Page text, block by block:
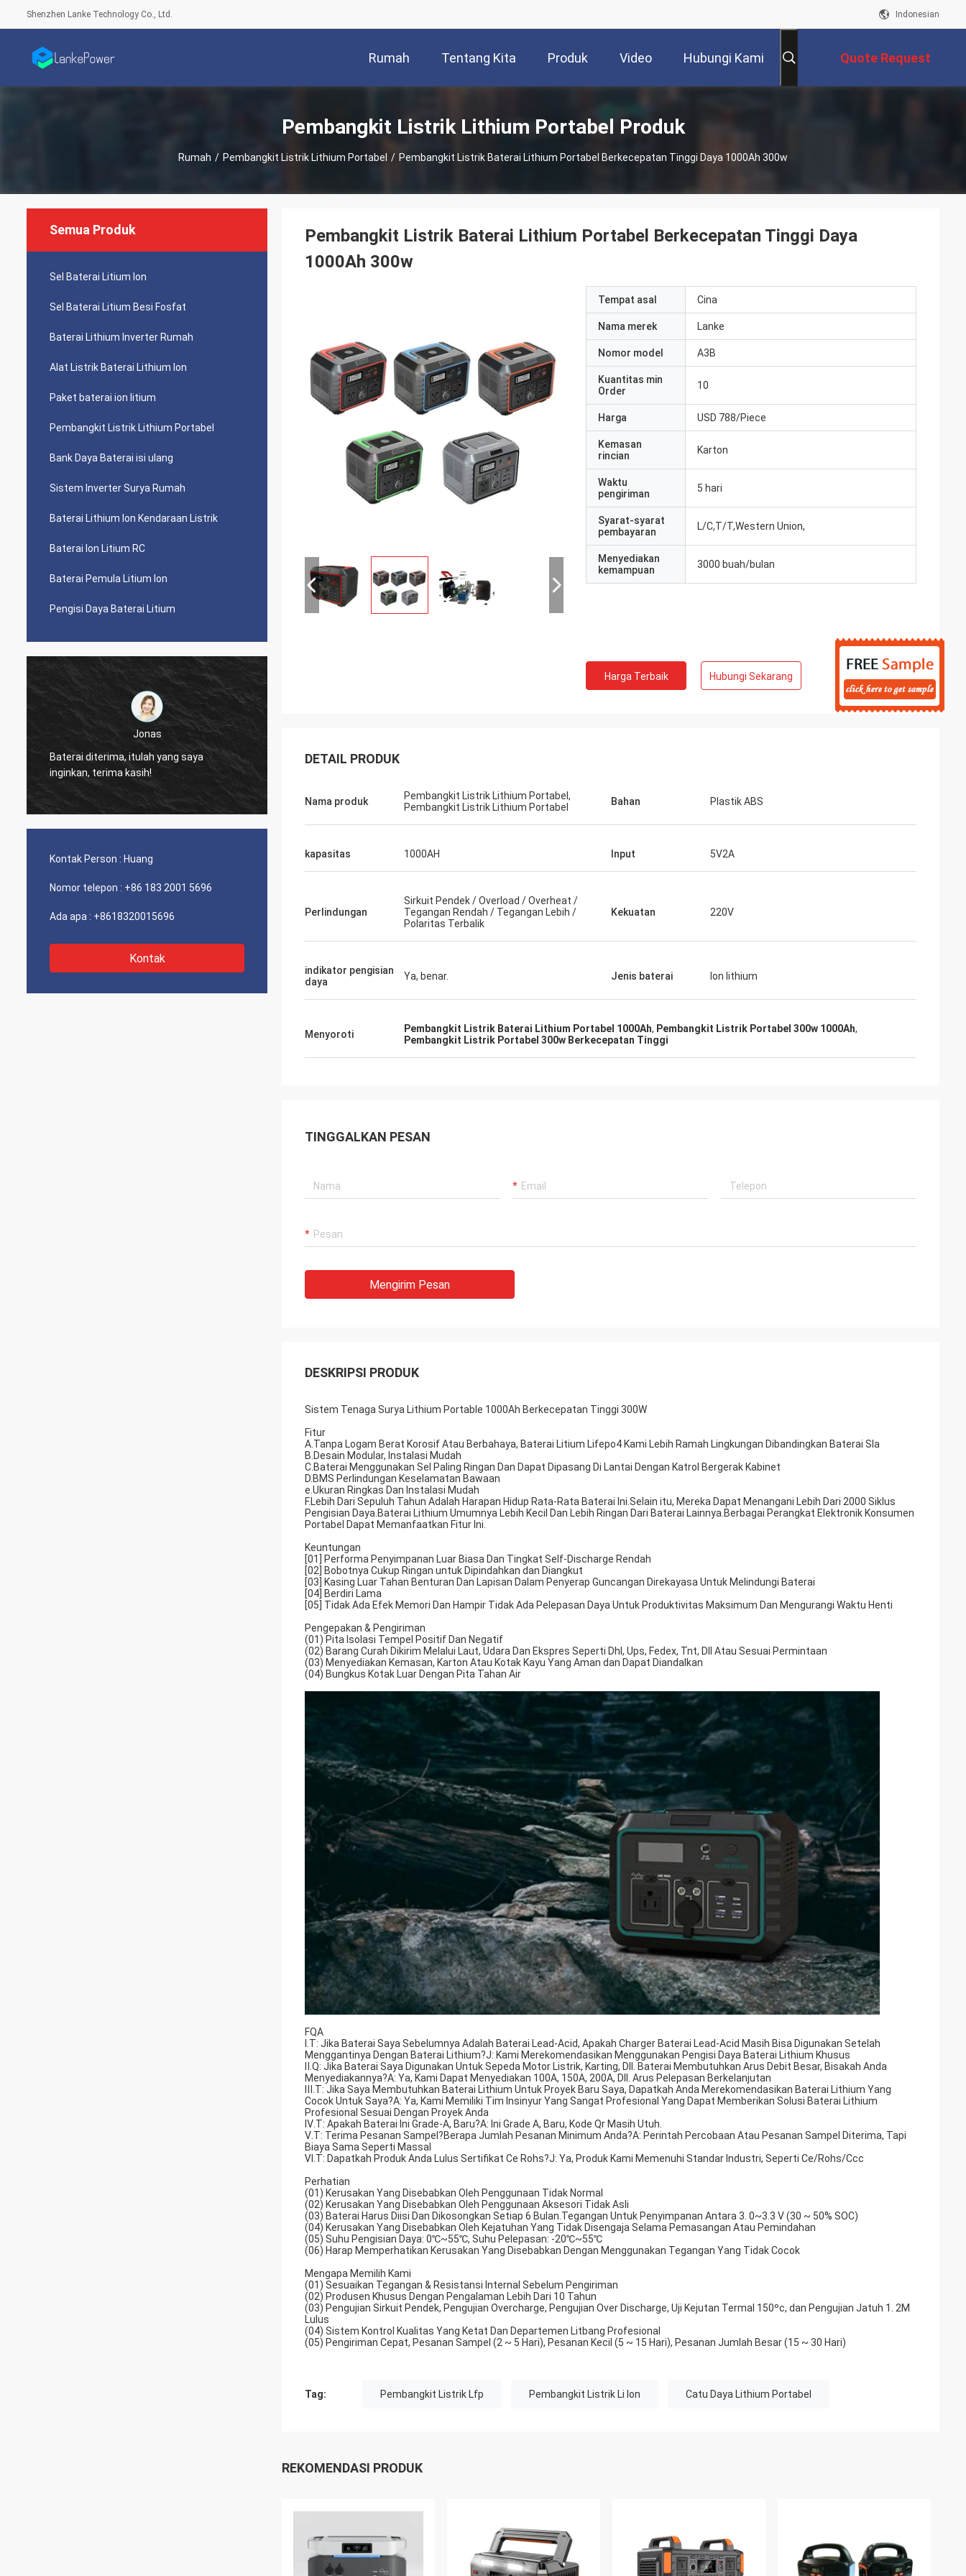
Shenzhen Lanke Technology Co., Ltd. Indonesian
Rumah Tentang Kita Produk Video Hubungi Kami Quote Request
Pembangkit Listrik Lithium Portabel Produk
Rumah / Pembangkit Listrik Lithium Portabel / Pembangkit Listrik Baterai Lithium Portabel Berkecepatan Tinggi Daya 1000Ah 300w
Semua Produk
Sel Baterai Litium Ion
Sel Baterai Litium Besi Fosfat
Baterai Lithium Inverter Rumah
Alat Listrik Baterai Lithium Ion
Paket baterai ion litium
Pembangkit Listrik Lithium Portabel
Bank Daya Baterai isi ulang
Sistem Inverter Surya Rumah
Baterai Lithium Ion Kendaraan Listrik
Baterai Ion Litium RC
Baterai Pemula Litium Ion
Pengisi Daya Baterai Litium
Fabricio Mendonca
manajer penjualan, Antonio, pelayanan
yang baik!!!
pengiriman cepat, kualitas bagus, akan
Kontak Person : Huang
Nomor telepon : +86 183 2001 5696
Ada apa : +8618320015696
Kontak
Pembangkit Listrik Baterai Lithium Portabel Berkecepatan Tinggi Daya
1000Ah 300w
Tempat asal Cina
Nama merek Lanke
Nomor model A3B
Kuantitas min
Order
10
Harga USD 788/Piece
Kemasan
rincian
Karton
Waktu
pengiriman
5 hari
Syarat-syarat
pembayaran
L/C,T/T,Western Union,
Menyediakan
kemampuan
3000 buah/bulan
Harga Terbaik Hubungi Sekarang
DETAIL PRODUK
Nama produk
Pembangkit Listrik Lithium Portabel,
Pembangkit Listrik Lithium Portabel
Bahan Plastik ABS
kapasitas 1000AH Input 5V2A
Perlindungan
Sirkuit Pendek / Overload / Overheat /
Tegangan Rendah / Tegangan Lebih /
Polaritas Terbalik
Kekuatan 220V
indikator pengisian
daya
Ya, benar. Jenis baterai Ion lithium
Menyoroti Pembangkit Listrik Baterai Lithium Portabel 1000Ah, Pembangkit Listrik Portabel 300w 1000Ah,
Pembangkit Listrik Portabel 300w Berkecepatan Tinggi
TINGGALKAN PESAN
Mengirim Pesan
DESKRIPSI PRODUK
Sistem Tenaga Surya Lithium Portable 1000Ah Berkecepatan Tinggi 300W
Fitur
A.Tanpa Logam Berat Korosif Atau Berbahaya, Baterai Litium Lifepo4 Kami Lebih Ramah Lingkungan Dibandingkan Baterai Sla
B.Desain Modular, Instalasi Mudah
C.Baterai Menggunakan Sel Paling Ringan Dan Dapat Dipasang Di Lantai Dengan Katrol Bergerak Kabinet
D.BMS Perlindungan Keselamatan Bawaan
e.Ukuran Ringkas Dan Instalasi Mudah
F.Lebih Dari Sepuluh Tahun Adalah Harapan Hidup Rata-Rata Baterai Ini.Selain itu, Mereka Dapat Menangani Lebih Dari 2000 Siklus
Pengisian Daya.Baterai Lithium Umumnya Lebih Kecil Dan Lebih Ringan Dari Baterai Lainnya.Berbagai Perangkat Elektronik Konsumen
Portabel Dapat Memanfaatkan Fitur Ini.
Keuntungan
[01] Performa Penyimpanan Luar Biasa Dan Tingkat Self-Discharge Rendah
[02] Bobotnya Cukup Ringan untuk Dipindahkan dan Diangkut
[03] Kasing Luar Tahan Benturan Dan Lapisan Dalam Penyerap Guncangan Direkayasa Untuk Melindungi Baterai
[04] Berdiri Lama
[05] Tidak Ada Efek Memori Dan Hampir Tidak Ada Pelepasan Daya Untuk Produktivitas Maksimum Dan Mengurangi Waktu Henti
Pengepakan & Pengiriman
(01) Pita Isolasi Tempel Positif Dan Negatif
(02) Barang Curah Dikirim Melalui Laut, Udara Dan Ekspres Seperti Dhl, Ups, Fedex, Tnt, Dll Atau Sesuai Permintaan
(03) Menyediakan Kemasan, Karton Atau Kotak Kayu Yang Aman dan Dapat Diandalkan
(04) Bungkus Kotak Luar Dengan Pita Tahan Air
FQA
Ⅰ.T: Jika Baterai Saya Sebelumnya Adalah Baterai Lead-Acid, Apakah Charger Baterai Lead-Acid Masih Bisa Digunakan Setelah
Menggantinya Dengan Baterai Lithium?J: Kami Merekomendasikan Menggunakan Pengisi Daya Baterai Lithium Khusus
Ⅱ.Q: Jika Baterai Saya Digunakan Untuk Sepeda Motor Listrik, Karting, Dll. Baterai Membutuhkan Arus Debit Besar, Bisakah Anda
Menyediakannya?A: Ya, Kami Dapat Menyediakan 100A, 150A, 200A, Dll. Arus Pelepasan Berkelanjutan
Ⅲ.T: Jika Saya Membutuhkan Baterai Lithium Untuk Proyek Baru Saya, Dapatkah Anda Merekomendasikan Baterai Lithium Yang
Cocok Untuk Saya?A: Ya, Kami Memiliki Tim Insinyur Yang Sangat Profesional Yang Dapat Memberikan Solusi Baterai Lithium
Profesional Sesuai Dengan Proyek Anda
Ⅳ.T: Apakah Baterai Ini Grade-A, Baru?A: Ini Grade A, Baru, Kode Qr Masih Utuh.
Ⅴ.T: Terima Pesanan Sampel?Berapa Jumlah Pesanan Minimum Anda?A: Perintah Percobaan Atau Pesanan Sampel Diterima, Tapi
Biaya Sama Seperti Massal
Ⅵ.T: Dapatkah Produk Anda Lulus Sertifikat Ce Rohs?J: Ya, Produk Kami Memenuhi Standar Industri, Seperti Ce/Rohs/Ccc
Perhatian
(01) Kerusakan Yang Disebabkan Oleh Penggunaan Tidak Normal
(02) Kerusakan Yang Disebabkan Oleh Penggunaan Aksesori Tidak Asli
(03) Baterai Harus Diisi Dan Dikosongkan Setiap 6 Bulan.Tegangan Untuk Penyimpanan Antara 3. 0~3.3 V (30 ~ 50% SOC)
(04) Kerusakan Yang Disebabkan Oleh Kejatuhan Yang Tidak Disengaja Selama Pemasangan Atau Pemindahan
(05) Suhu Pengisian Daya: 0℃~55℃, Suhu Pelepasan: -20℃~55℃
(06) Harap Memperhatikan Kerusakan Yang Disebabkan Dengan Menggunakan Tegangan Yang Tidak Cocok
Mengapa Memilih Kami
(01) Sesuaikan Tegangan & Resistansi Internal Sebelum Pengiriman
(02) Produsen Khusus Dengan Pengalaman Lebih Dari 10 Tahun
(03) Pengujian Sirkuit Pendek, Pengujian Overcharge, Pengujian Over Discharge, Uji Kejutan Termal 150ºc, dan Pengujian Jatuh 1. 2M
Lulus
(04) Sistem Kontrol Kualitas Yang Ketat Dan Departemen Litbang Profesional
(05) Pengiriman Cepat, Pesanan Sampel (2 ~ 5 Hari), Pesanan Kecil (5 ~ 15 Hari), Pesanan Jumlah Besar (15 ~ 30 Hari)
Tag: Pembangkit Listrik Lfp Pembangkit Listrik Li Ion Catu Daya Lithium Portabel
REKOMENDASI PRODUK